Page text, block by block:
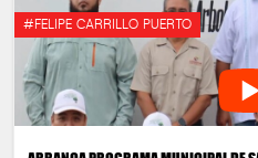
#FELIPE CARRILLO PUERTO